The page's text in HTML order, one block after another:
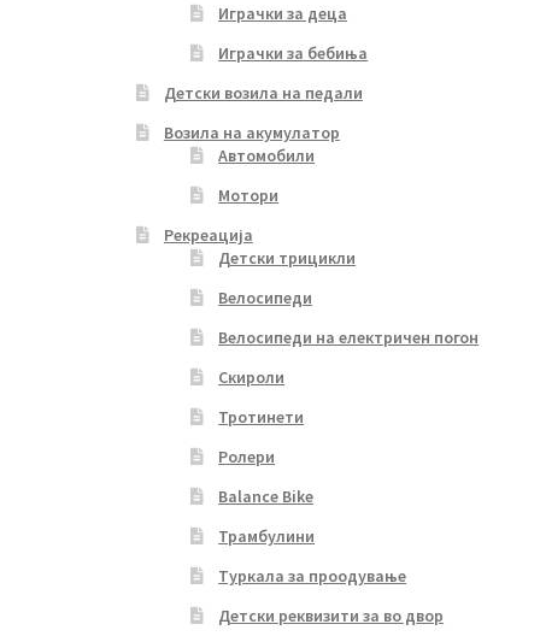
Играчки за деца
Играчки за бебиња
Детски возила на педали
Возила на акумулатор
Автомобили
Мотори
Рекреација
Детски трицикли
Велосипеди
Велосипеди на електричен погон
Скироли
Тротинети
Ролери
Balance Bike
Трамбулини
Туркала за проодување
Детски реквизити за во двор